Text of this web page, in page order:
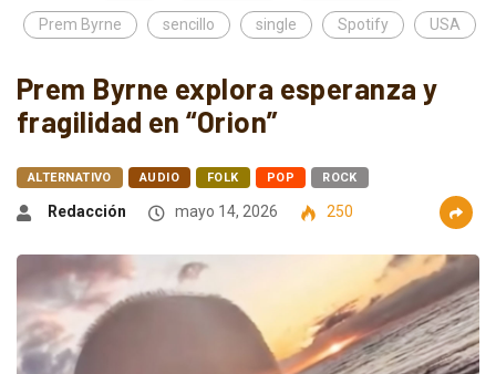
Prem Byrne sencillo single Spotify USA
Prem Byrne explora esperanza y
fragilidad en “Orion”
ALTERNATIVO AUDIO FOLK POP ROCK
Redacción mayo 14, 2026 250